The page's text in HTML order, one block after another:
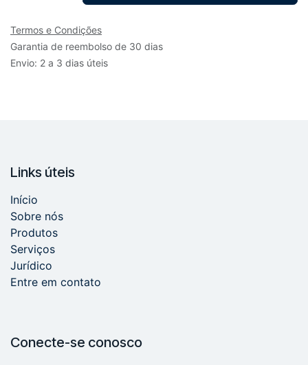
Termos e Condições
Garantia de reembolso de 30 dias
Envio: 2 a 3 dias úteis
Links úteis
Início
Sobre nós
Produtos
Serviços
Jurídico
Entre em contato
Conecte-se conosco